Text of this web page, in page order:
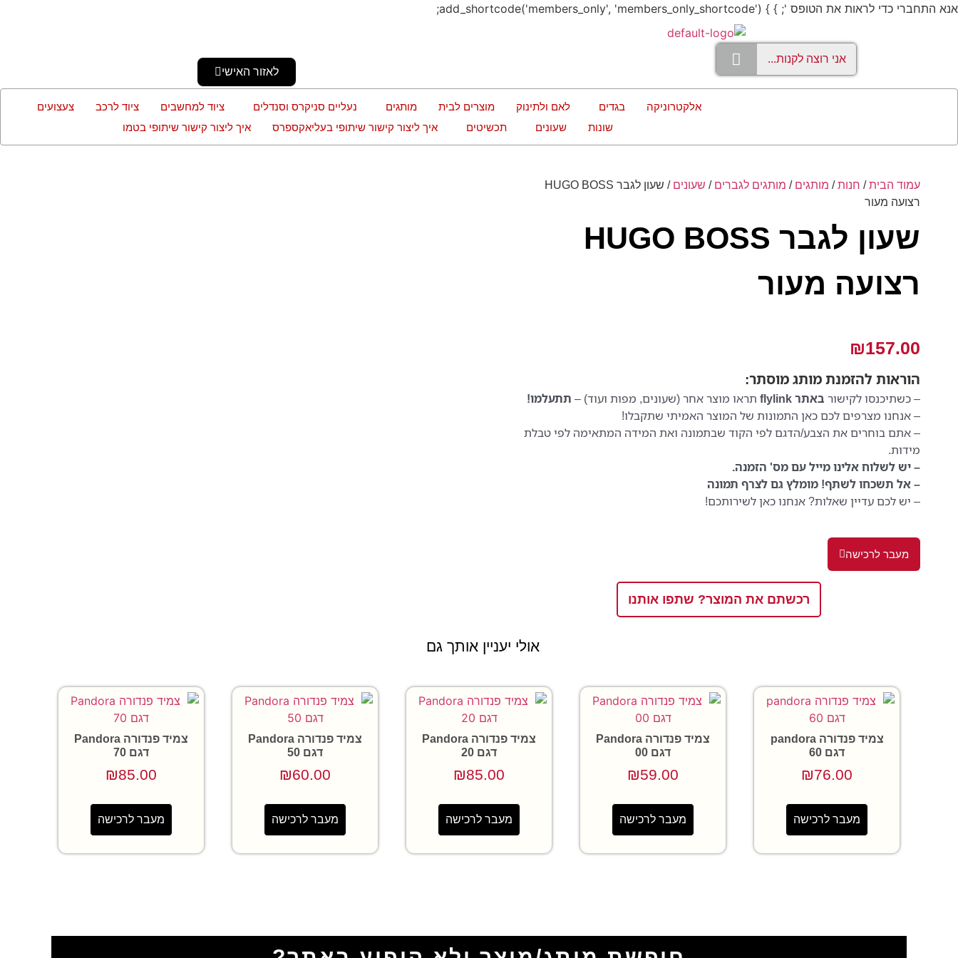
אנא התחברי כדי לראות את הטופס '; } } add_shortcode('members_only', 'members_only_shortcode');
לאזור האישי
אלקטרוניקה בגדים לאם ולתינוק מוצרים לבית מותגים נעליים סניקרס וסנדלים ציוד למחשבים ציוד לרכב
צעצועים
שונות
שעונים תכשיטים איך ליצור קישור שיתופי בעליאקספרס איך ליצור קישור שיתופי בטמו
עמוד הבית/ חנות/ מותגים / מותגים לגברים / שעונים
/ שעון לגבר HUGO BOSS
רצועה מעור
שעון לגבר HUGO BOSS
רצועה מעור
₪157.00
הוראותלהזמנת מותג מוסתר:
– כשתיכנסו לקישור באתר flylink תראו מוצר אחר (שעונים, מפות ועוד) – תתעלמו!
– אנחנו מצרפים לכם כאן התמונות של המוצר האמיתי שתקבלו!
– אתם בוחרים את הצבע/הדגם לפי הקוד שבתמונה ואת המידה המתאימה לפי טבלת
מידות.
– יש לשלוח אלינו מייל עם מס' הזמנה.
– אל תשכחו לשתף! מומלץ גם לצרף תמונה
– יש לכם עדיין שאלות? אנחנו כאן לשירותכם!
מעבר לרכישה
רכשתם את המוצר? שתפו אותנו
אולי יעניין אותך גם
צמיד פנדורה pandora
דגם 60
₪76.00
מעבר לרכישה
צמיד פנדורה Pandora
דגם 00
₪59.00
מעבר לרכישה
צמיד פנדורה Pandora
דגם 20
₪85.00
מעבר לרכישה
צמיד פנדורה Pandora
דגם 50
₪60.00
מעבר לרכישה
צמיד פנדורה Pandora
דגם 70
₪85.00
מעבר לרכישה